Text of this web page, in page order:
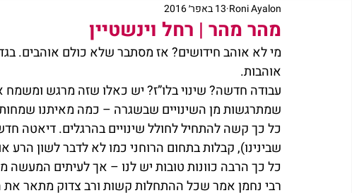
מהר מהר | רחל וינשטיין
Roni Ayalon 13 באפר׳ 2016
מי לא אוהב חידושים? אז מסתבר שלא כולם אוהבים.
אוהבות.
עבודה חדשה? שינוי בלו”ז? יש כאלו שזה מרגש ומשמח
שמתרגשות מן השינויים שבשגרה – כמה מאיתנו
כל כך קשה להתחיל לחולל שינויים בהרגלים. דיאטה
שבינינו), קבלות בתחום הרוחני כמו לא לדבר לשון הרע
כל כך הרבה כוונות טובות יש לנו – אך לעיתים
רבי נחמן אמר שכל ההתחלות קשות ורב צדוק מתאר את